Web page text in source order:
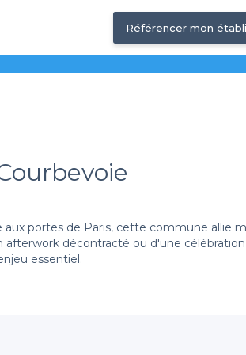
Référencer mon
aux portes de Paris, cette commune allie
afterwork décontracté ou d'une
essentiel.
propose un large éventail de
audiovisuels de pointe, nous avons ce